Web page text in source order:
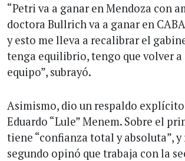
“Petri va a ganar en Mendoza con
doctora Bullrich va a ganar en
y esto me lleva a recalibrar el
tenga equilibrio, tengo que volver
equipo”, subrayó.
Asimismo, dio un respaldo
Eduardo “Lule” Menem. Sobre el
tiene “confianza total y absoluta”,
segundo opinó que trabaja con la